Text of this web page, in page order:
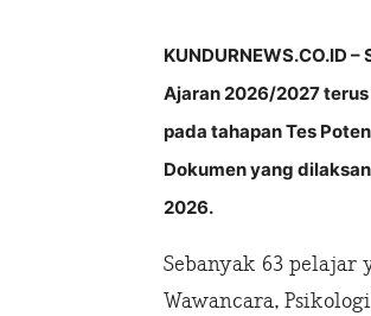
KUNDURNEWS.CO.ID
Ajaran 2026/2027
pada tahapan Tes
Dokumen yang
2026.
Sebanyak 63 pelajar
Wawancara,